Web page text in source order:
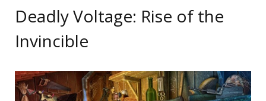
Deadly Voltage: Rise of the
Invincible